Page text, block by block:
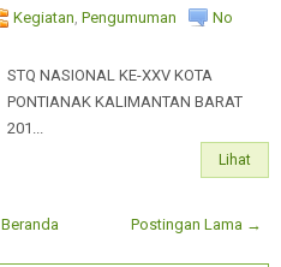
Kegiatan Pengumuman
No
STQ NASIONAL KE-XXV KOTA
PONTIANAK KALIMANTAN BARAT
201...
Lihat
Postingan Lama →
Beranda